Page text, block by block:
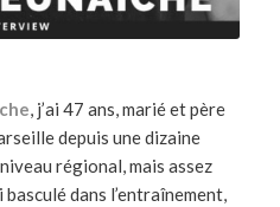
, j’ai 47 ans, marié et père
depuis une dizaine
régional, mais assez
basculé dans l’entraînement,